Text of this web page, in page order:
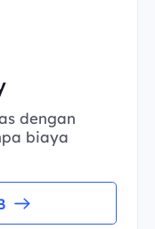
dengan
biaya